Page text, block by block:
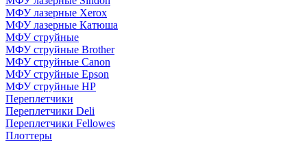
МФУ лазерные Xerox
МФУ лазерные Катюша
МФУ струйные
МФУ струйные Brother
МФУ струйные Canon
МФУ струйные Epson
МФУ струйные HP
Переплетчики
Переплетчики Deli
Переплетчики Fellowes
Плоттеры